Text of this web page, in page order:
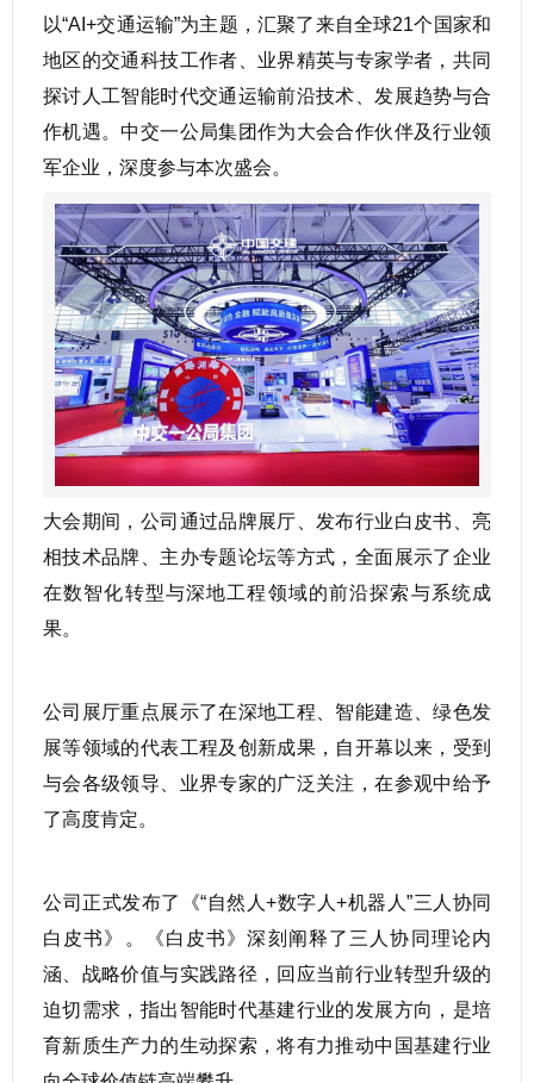
以“AI+交通运输”为主题，汇聚了来自全球21个国家和
地区的交通科技工作者、业界精英与专家学者，共同
探讨人工智能时代交通运输前沿技术、发展趋势与合
作机遇。中交一公局集团作为大会合作伙伴及行业领
军企业，深度参与本次盛会。
大会期间，公司通过品牌展厅、发布行业白皮书、亮
相技术品牌、主办专题论坛等方式，全面展示了企业
在数智化转型与深地工程领域的前沿探索与系统成
果。
公司展厅重点展示了在深地工程、智能建造、绿色发
展等领域的代表工程及创新成果，自开幕以来，受到
与会各级领导、业界专家的广泛关注，在参观中给予
了高度肯定。
公司正式发布了《“自然人+数字人+机器人”三人协同
白皮书》。《白皮书》深刻阐释了三人协同理论内
涵、战略价值与实践路径，回应当前行业转型升级的
迫切需求，指出智能时代基建行业的发展方向，是培
育新质生产力的生动探索，将有力推动中国基建行业